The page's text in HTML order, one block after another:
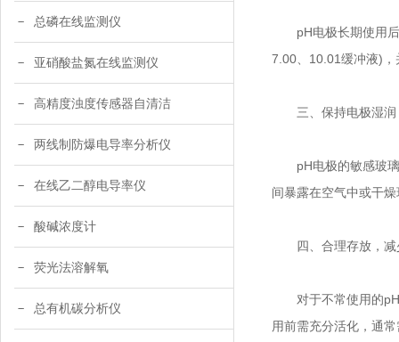
总磷在线监测仪
亚硝酸盐氮在线监测仪
高精度浊度传感器自清洁
两线制防爆电导率分析仪
在线乙二醇电导率仪
酸碱浓度计
荧光法溶解氧
总有机碳分析仪
pH电极长期使用后
7.00、10.01缓冲液)，
三、保持电极湿润
pH电极的敏感玻璃
间暴露在空气中或干
四、合理存放，减
对于不常使用的pH
用前需充分活化，通